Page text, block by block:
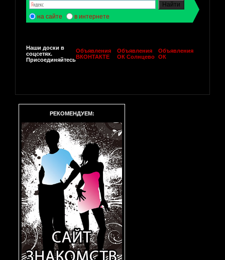
на сайте в интернете
Наши доски в
соцсетях.
Присоединяйтесь
Объявления
ВКОНТАКТЕ
Объявления
ОК Солнцево
Объявления
ОК
РЕКОМЕНДУЕМ: